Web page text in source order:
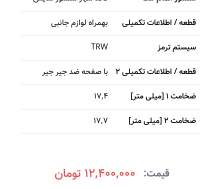
قطعه / اطلاعات تکمیلی
بهمراه لوازم جانبی
سیستم ترمز
TRW
قطعه / اطلاعات تکمیلی 2
با صفحه ضد جیر جیر
ضخامت 1 [میلی متر]
17,4
ضخامت 2 [میلی متر]
17,7
قیمت: 12,400,000 تومان